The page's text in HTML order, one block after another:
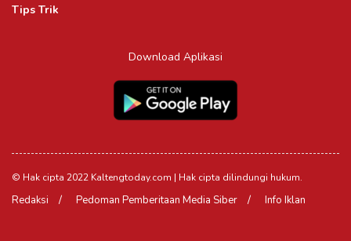
Tips Trik
Download Aplikasi
© Hak cipta 2022 Kaltengtoday.com | Hak cipta dilindungi hukum.
Redaksi Pedoman Pemberitaan Media Siber Info Iklan